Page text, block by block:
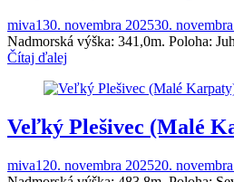
miva130. novembra 202530.
Nadmorská výška: 341,0m. Poloha:
Čítaj ďalej
Veľký Plešivec (Malé
miva1 20. novembra 202520.